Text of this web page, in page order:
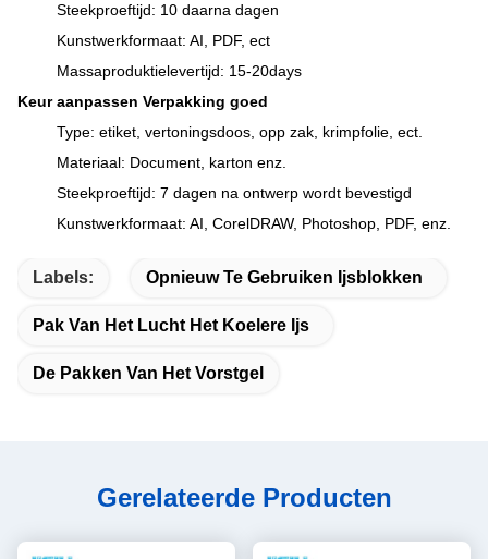
Steekproeftijd: 10 daarna dagen
Kunstwerkformaat: AI, PDF, ect
Massaproduktielevertijd: 15-20days
Keur aanpassen Verpakking goed
Type: etiket, vertoningsdoos, opp zak, krimpfolie, ect.
Materiaal: Document, karton enz.
Steekproeftijd: 7 dagen na ontwerp wordt bevestigd
Kunstwerkformaat: AI, CorelDRAW, Photoshop, PDF, enz.
Labels: Opnieuw Te Gebruiken Ijsblokken
Pak Van Het Lucht Het Koelere Ijs
De Pakken Van Het Vorstgel
Gerelateerde Producten